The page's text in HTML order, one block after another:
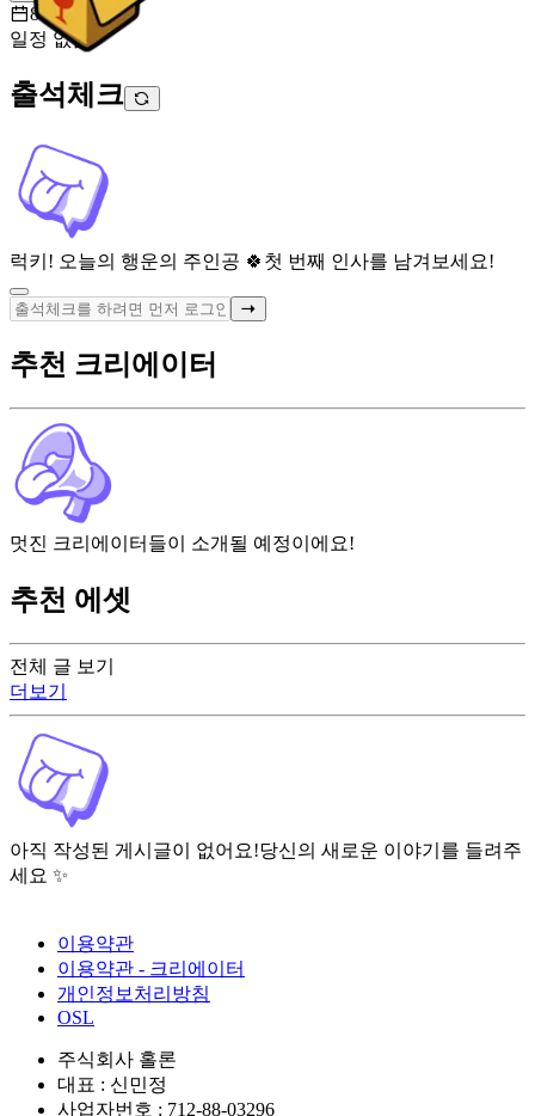
8월 9일 [일]
일정 없음
출석체크
럭키! 오늘의 행운의 주인공 🍀 첫 번째 인사를 남겨보세요!
전체 글 보기
더보기
아직 작성된 게시글이 없어요!당신의 새로운 이야기를 들려주
세요 ✨
추천 크리에이터
멋진 크리에이터들이 소개될 예정이에요!
추천 에셋
이용약관
이용약관 - 크리에이터
개인정보처리방침
OSL
주식회사 홀론
대표 : 신민정
사업자번호 : 712-88-03296